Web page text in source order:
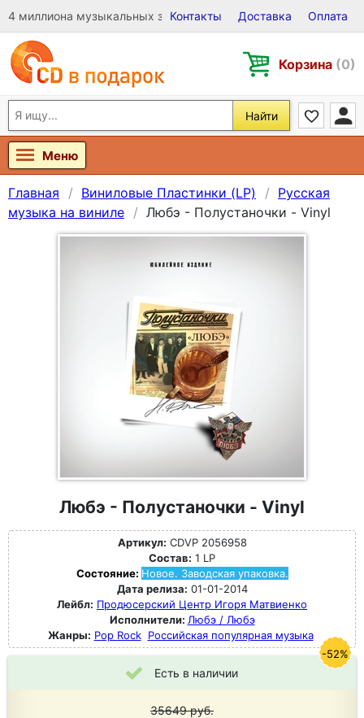
4 миллиона музыкальных записей на Виниле, CD и DVD
Контакты Доставка Оплата
Корзина (0)
Найти
Меню
Главная Виниловые Пластинки (LP)
Русская
музыка на виниле
Любэ - Полустаночки - Vinyl
Любэ - Полустаночки - Vinyl
Артикул: CDVP 2056958
Состав: 1 LP
Состояние: Новое. Заводская упаковка.
Дата релиза: 01-01-2014
Лейбл: Продюсерский Центр Игоря Матвиенко
Исполнители: Любэ / Любэ
Жанры: Pop Rock Российская популярная музыка
Есть в наличии
35649руб.
-52%